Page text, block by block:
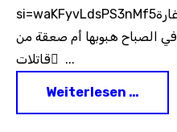
si=waKFyvLdsPS3nMf5أصهيل خيل أم زئير أسود أم غارة
الصباح هبوبها أم صعقة من
قاتلات ِ ...
Weiterlesen …